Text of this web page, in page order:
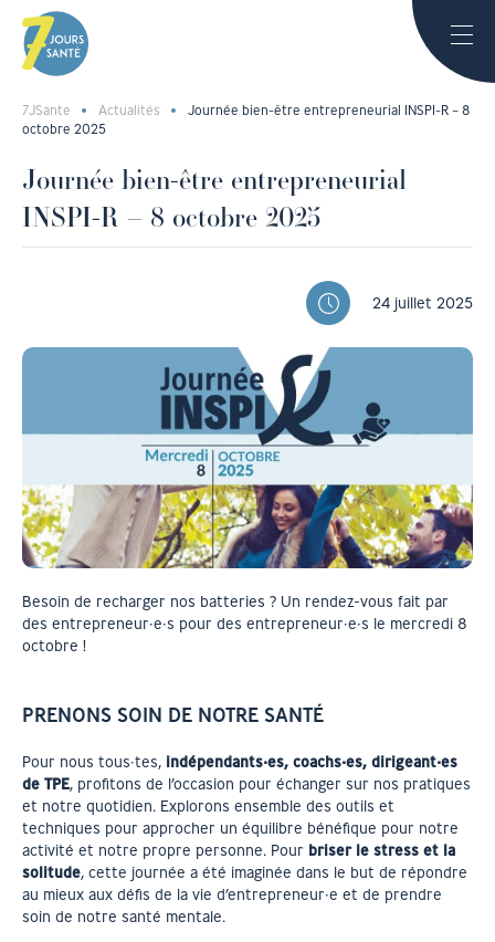
7JSante Actualités
Journée bien-être entrepreneurial INSPI-R – 8
octobre 2025
Journée bien-être entrepreneurial
INSPI-R – 8 octobre 2025
24 juillet 2025
Besoin de recharger nos batteries ? Un rendez-vous fait par
des entrepreneur·e·s pour des entrepreneur·e·s le mercredi 8
octobre !
PRENONS SOIN DE NOTRE SANTÉ
Pour nous tous·tes, indépendants·es, coachs·es, dirigeant·es
de TPE, profitons de l’occasion pour échanger sur nos pratiques
et notre quotidien. Explorons ensemble des outils et
techniques pour approcher un équilibre bénéfique pour notre
activité et notre propre personne. Pour briser le stress et la
solitude, cette journée a été imaginée dans le but de répondre
au mieux aux défis de la vie d’entrepreneur·e et de prendre
soin de notre santé mentale.